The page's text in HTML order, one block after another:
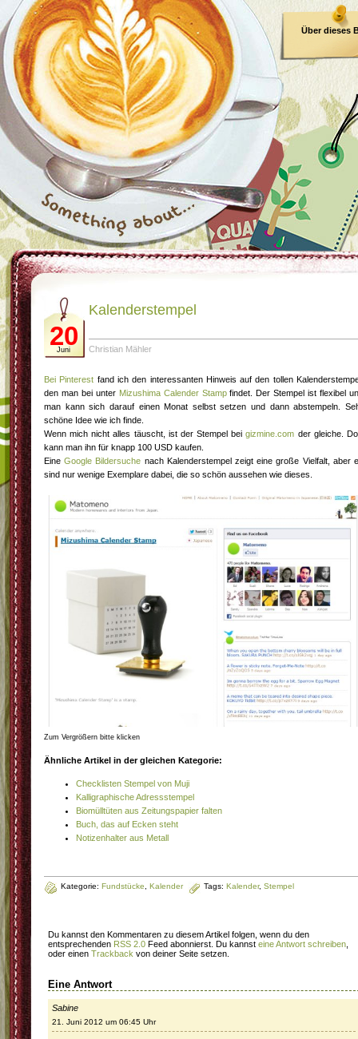
Über dieses
20
Juni
Kalenderstempel
Christian Mähler
Bei Pinterest fand ich den interessanten Hinweis auf den tollen
den man bei unter Mizushima Calender Stampfindet. Der Stempel ist flexibel
man kann sich darauf einen Monat selbst setzen und dann abstempeln.
schöne Idee wie ich finde.
Wenn mich nicht alles täuscht, ist der Stempel beigizmine.com der gleiche.
kann man ihn für knapp 100 USD kaufen.
EineGoogle Bildersuche nach Kalenderstempel zeigt eine große Vielfalt, aber
sind nur wenige Exemplare dabei, die so schön aussehen wie dieses.
Zum Vergrößern bitte klicken
Ähnliche Artikel in der gleichen Kategorie:
Checklisten Stempel von Muji
Kalligraphische Adressstempel
Biomülltüten aus Zeitungspapier falten
Buch, das auf Ecken steht
Notizenhalter aus Metall
Kategorie: Fundstücke Kalender Tags: Kalender, Stempel
Du kannst den Kommentaren zu diesem Artikel folgen, wenn du den
entsprechenden RSS 2.0 Feed abonnierst. Du kannst eine Antwort schreiben
oder einen Trackback von deiner Seite setzen.
Eine Antwort
Sabine
21. Juni 2012 um 06:45 Uhr